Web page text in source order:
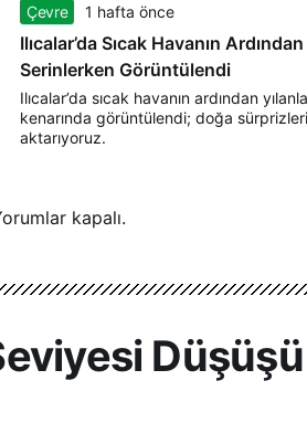
Çevre 1 hafta önce
Ilıcalar’da Sıcak Havanın
Serinlerken Görüntülendi
Ilıcalar’da sıcak havanın ardından
kenarında görüntülendi; doğa
aktarıyoruz.
kapalı.